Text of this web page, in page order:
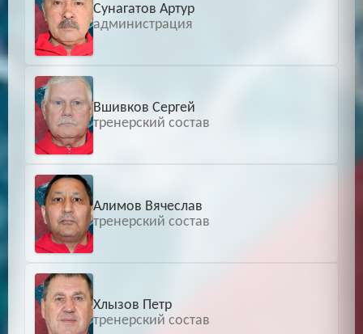
Сунагатов Артур
администрация
Вшивков Сергей
тренерский состав
Алимов Вячеслав
тренерский состав
Хлызов Петр
тренерский состав